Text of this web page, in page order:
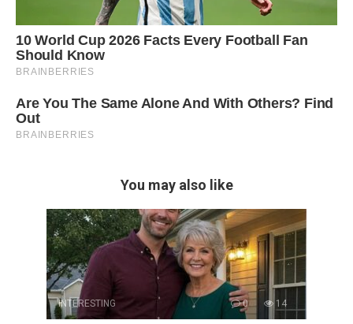
You may also like
INTERESTING 0 14